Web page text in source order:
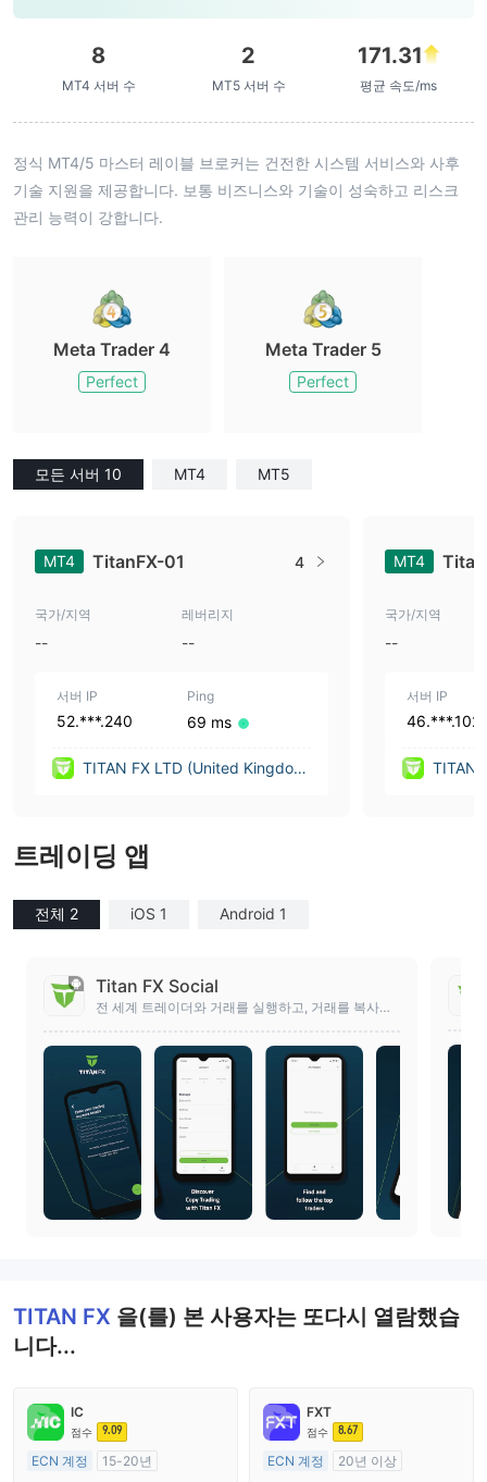
8
MT4 서버 수
2
MT5 서버 수
171.31
평균 속도/ms
정식 MT4/5 마스터 레이블 브로커는 건전한 시스템 서비스와 사후
기술 지원을 제공합니다. 보통 비즈니스와 기술이 성숙하고 리스크
관리 능력이 강합니다.
Meta Trader 4
Perfect
Meta Trader 5
Perfect
모든 서버 10 MT4 MT5
MT4 TitanFX-01 4
국가/지역
--
레버리지
--
서버 IP
52.***.240
Ping
69 ms
TITAN FX LTD (United Kingdo
MT4
국가/지역
--
서버 IP
46.***.102
TITAN
트레이딩 앱
전체 2 iOS 1 Android 1
Titan FX Social
전 세계 트레이더와 거래를 실행하고, 거래를 복사하
TITAN FX 을(를) 본 사용자는 또다시 열람했습
니다...
IC
점수 9.09
ECN 계정
15-20년
FXT
점수 8.67
ECN 계정
20년 이상